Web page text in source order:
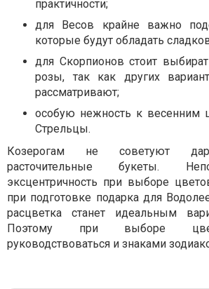
практичности;
для Весов крайне важно
которые будут обладать
для Скорпионов стоит
розы, так как других
рассматривают;
особую нежность к весенним
Стрельцы.
Козерогам не советуют
расточительные букеты.
эксцентричность при выборе
при подготовке подарка для
расцветка станет идеальным
Поэтому при выборе
руководствоваться и знаками